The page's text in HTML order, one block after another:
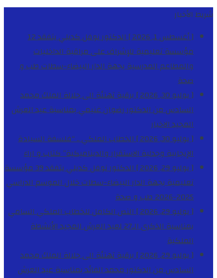
شريط الأخبار
[ أغسطس 1, 2026 ]
الدكتور نوفل كديلي يتفقد 12
مؤسسة تعليمية للإشراف على مراقبة الداخليات
والمطاعم المدرسية بجهة الدار البيضاء-سطاتطب و
صحة
[ يوليو 30, 2026 ]
برقية تهنئة الى جلالة الملك محمد
السادس من الدكتور رضوان غنيمي بمناسبة عيد العرش
المجيدالاخبار
[ يوليو 30, 2026 ]
الخطاب الملكي .. “فلسفة السيادة
الإيجابية وجدلية الاستقرار والديناميكية”كتاب و اراء
[ يوليو 29, 2026 ]
الدكتور نوفل كديلي يتفقد 39 مؤسسة
تعليمية بجهة الدار البيضاء-سطات خلال الموسم الدراسي
2025-2026
طب و صحة
[ يوليو 29, 2026 ]
النص الكامل للخطاب الملكي السامي
بمناسبة الذكرى الـ27 لعيد العرش المجيد
الأنشطة
الملكية
[ يوليو 29, 2026 ]
برقية تهنئة الى جلالة الملك محمد
السادس من الدكتور محمد الفائد بمناسبة عيد العرش